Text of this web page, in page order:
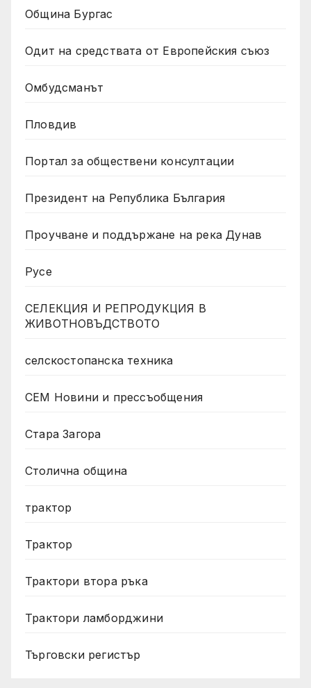
Община Бургас
Одит на средствата от Европейския съюз
Омбудсманът
Пловдив
Портал за обществени консултации
Президент на Република България
Проучване и поддържане на река Дунав
Русе
СЕЛЕКЦИЯ И РЕПРОДУКЦИЯ В
ЖИВОТНОВЪДСТВОТО
селскостопанска техника
СЕМ Новини и прессъобщения
Стара Загора
Столична община
трактор
Трактор
Трактори втора ръка
Трактори ламборджини
Търговски регистър